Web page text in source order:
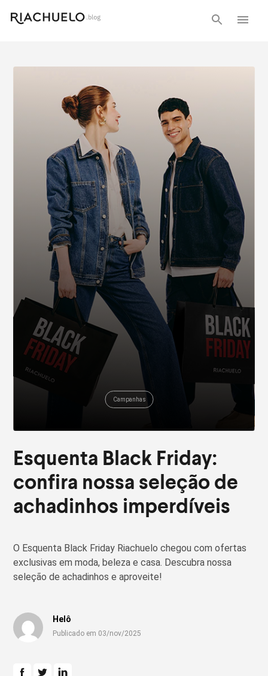
Campanhas
Esquenta Black Friday:
confira nossa seleção de
achadinhos imperdíveis
O Esquenta Black Friday Riachuelo chegou com ofertas
exclusivas em moda, beleza e casa. Descubra nossa
seleção de achadinhos e aproveite!
Helô
Publicado em 03/nov/2025